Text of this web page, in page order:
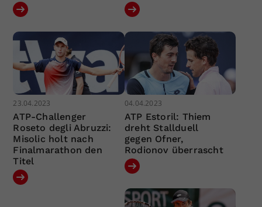
23.04.2023
ATP-Challenger
Roseto degli Abruzzi:
Misolic holt nach
Finalmarathon den
Titel
04.04.2023
ATP Estoril: Thiem
dreht Stallduell
gegen Ofner,
Rodionov überrascht